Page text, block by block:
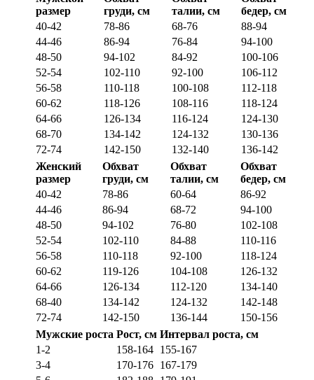
размер
груди, см
талии, см
бедер, см
40-42
78-86 68-76
88-94
44-46
86-94 76-84
94-100
48-50
94-102 84-92
100-106
52-54
102-110 92-100
106-112
56-58
110-118 100-108
112-118
60-62
118-126 108-116
118-124
64-66
126-134 116-124
124-130
68-70
134-142 124-132
130-136
72-74
142-150 132-140
136-142
Женский
размер
Обхват
груди, см
Обхват
талии, см
Обхват
бедер, см
40-42
78-86 60-64
86-92
44-46
86-94 68-72
94-100
48-50
94-102 76-80
102-108
52-54
102-110 84-88
110-116
56-58
110-118 92-100
118-124
60-62
119-126 104-108
126-132
64-66
126-134 112-120
134-140
68-40
134-142 124-132
142-148
72-74
142-150 136-144
150-156
Мужские роста Рост, см Интервал роста, см
1-2
158-164 155-167
3-4
170-176 167-179